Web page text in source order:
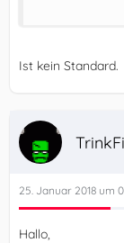
Ist kein Standard.
25. Januar 2018 um
Hallo,